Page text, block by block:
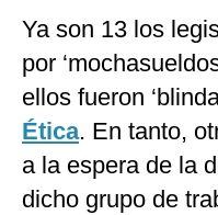
Ya son 13 los
por
ellos fueron
Ética. En tanto,
a la espera de la
dicho grupo de